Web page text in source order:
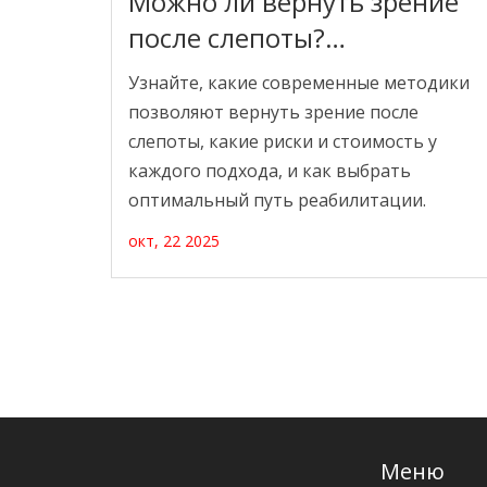
после слепоты?
Современные методы
восстановления
Узнайте, какие современные методики
позволяют вернуть зрение после
слепоты, какие риски и стоимость у
каждого подхода, и как выбрать
оптимальный путь реабилитации.
окт, 22 2025
Меню